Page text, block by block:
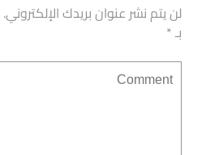
لن يتم نشر عنوان بريدك الإلكتروني.
بـ*